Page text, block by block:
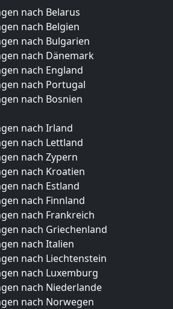
nach Belarus
nach Belgien
nach Bulgarien
nach Dänemark
nach England
nach Portugal
nach Bosnien
nach Irland
nach Lettland
nach Zypern
nach Kroatien
nach Estland
nach Finnland
nach Frankreich
nach Griechenland
nach Italien
nach Liechtenstein
nach Luxemburg
nach Niederlande
nach Norwegen